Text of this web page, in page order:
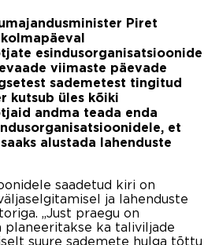
Piret
esindusorganisatsioonide
viimaste päevade
sademetest tingitud
kutsub üles kõiki
andma teada enda
et
alustada lahenduste
saadetud kiri on
ja lahenduste
„Just praegu on
planeeritakse ka taliviljade
suure sademete hulga tõttu